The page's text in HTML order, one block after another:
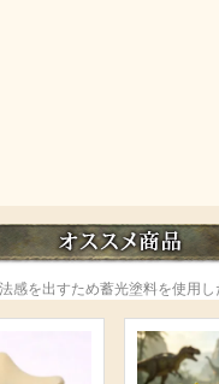
を出すため蓄光塗料を使用し